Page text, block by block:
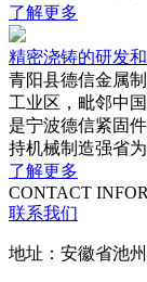
了解更多
精密浇铸的研发
青阳县德信金属
工业区，毗邻中
是宁波德信紧固
持机械制造强省
了解更多
CONTACT
联系我们
地址：安徽省池